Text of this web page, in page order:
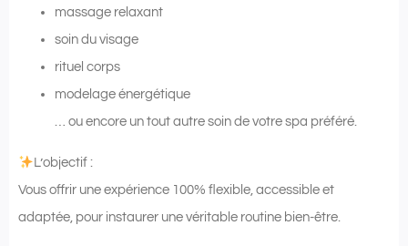
massage relaxant
soin du visage
rituel corps
modelage énergétique
… ou encore un tout autre soin de votre spa préféré.
L’objectif :
Vous offrir une expérience 100% flexible, accessible et
adaptée, pour instaurer une véritable routine bien-être.